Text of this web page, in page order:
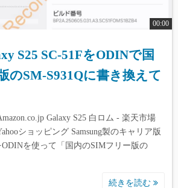
00:00
S25 SC-51FをODINで国
のSM-S931Qに書き換えて
Galaxy S25 白ロム - 楽天市場
ショッピング Samsung製のキャリア版
ODINを使って「国内のSIMフリー版の
続きを読む